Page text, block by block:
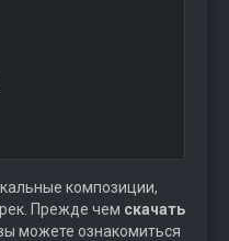
композиции,
Прежде чем скачать
можете ознакомиться